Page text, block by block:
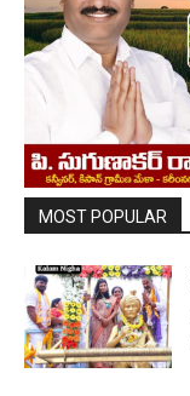
MOST POPULAR